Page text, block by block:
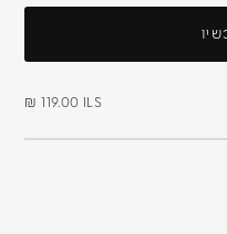
₪ 119.00 ILS